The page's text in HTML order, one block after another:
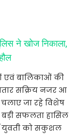
ने खोज निकाला,
एवं बालिकाओं की
सक्रिय नजर आ
चलाए जा रहे विशेष
सफलता हासिल
युवती को सकुशल